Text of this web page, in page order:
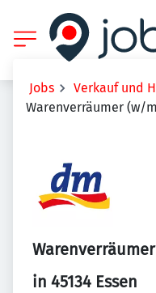
Jobs
Verkauf und
Warenverräumer (w/
in 45134 Essen